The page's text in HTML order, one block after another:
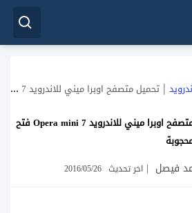
| تحميل متصفح اوبرا ميني للاندرويد Opera mini 7 فتح مواقع محجوبة
تحميل متصفح اوبرا ميني للاندرويد Opera mini 7 فتح
فيصل | اخر تحديث 2016/05/26